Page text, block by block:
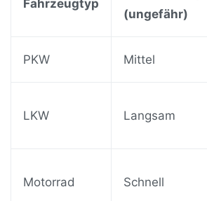
Fahrzeugtyp
(ungefähr)
PKW Mittel
LKW Langsam
Motorrad Schnell